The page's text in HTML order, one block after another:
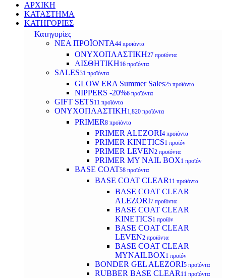
ΑΡΧΙΚΗ
ΚΑΤΑΣΤΗΜΑ
ΚΑΤΗΓΟΡΙΕΣ
Κατηγορίες
ΝΕΑ ΠΡΟΪΟΝΤΑ44 προϊόντα
ΟΝΥΧΟΠΛΑΣΤΙΚΗ27 προϊόντα
ΑΙΣΘΗΤΙΚΗ16 προϊόντα
SALES31 προϊόντα
GLOW ERA Summer Sales25 προϊόντα
NIPPERS -20%6 προϊόντα
GIFT SETS11 προϊόντα
ΟΝΥΧΟΠΛΑΣΤΙΚΗ1,820 προϊόντα
PRIMER8 προϊόντα
PRIMER ALEZORI4 προϊόντα
PRIMER KINETICS1 προϊόν
PRIMER LEVEN2 προϊόντα
PRIMER MY NAIL BOX1 προϊόν
BASE COAT58 προϊόντα
BASE COAT CLEAR 11 προϊόντα
BASE COAT CLEAR
ALEZORI7 προϊόντα
BASE COAT CLEAR
KINETICS1 προϊόν
BASE COAT CLEAR
LEVEN2 προϊόντα
BASE COAT CLEAR
MYNAILBOX1 προϊόν
BONDER GEL ALEZORI5 προϊόντα
RUBBER BASE CLEAR 11 προϊόντα